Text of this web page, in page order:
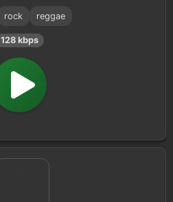
rock reggae
128 kbps